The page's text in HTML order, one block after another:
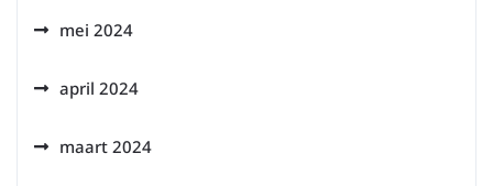
mei 2024
april 2024
maart 2024